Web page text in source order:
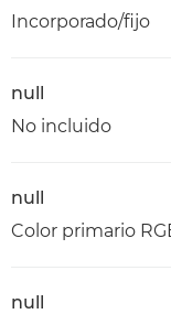
Incorporado/fijo
null
No incluido
null
Color primario
null